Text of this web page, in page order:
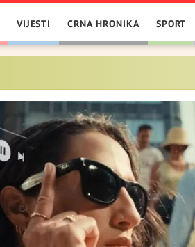
VIJESTI CRNA HRONIKA SPORT